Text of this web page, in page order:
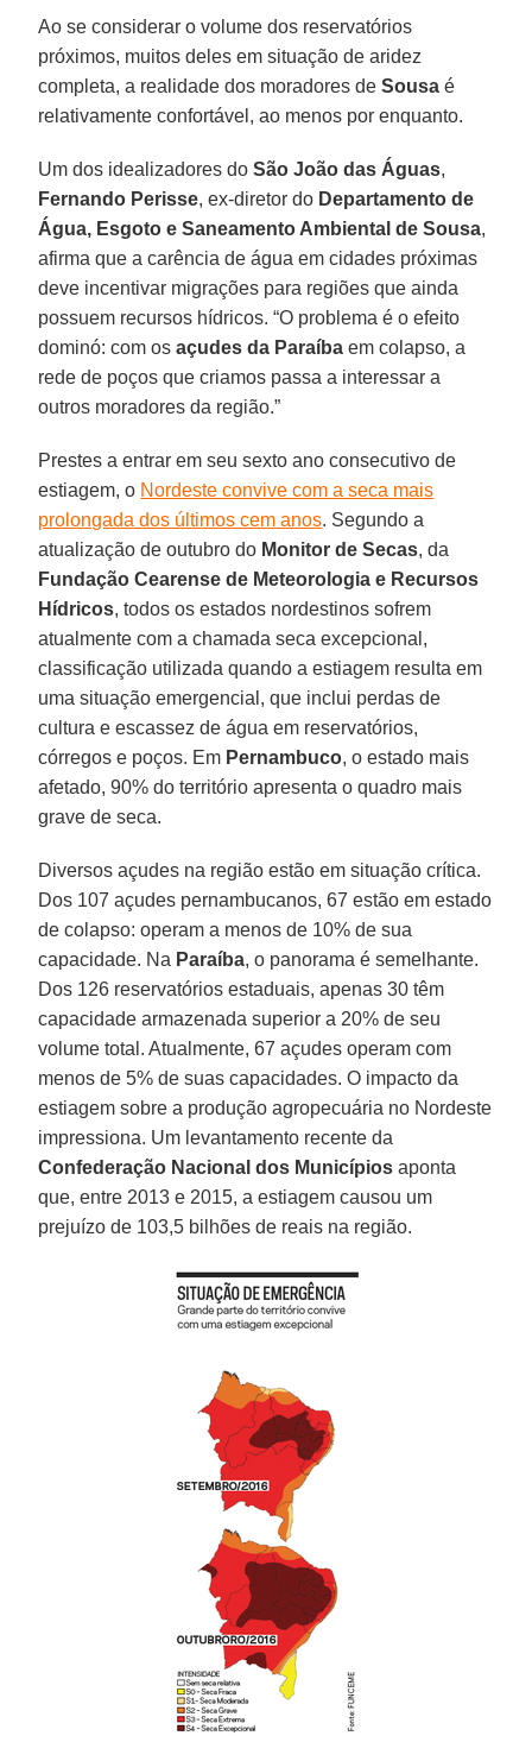
Ao se considerar o volume dos reservatórios
próximos, muitos deles em situação de aridez
completa, a realidade dos moradores deSousa é
relativamente confortável, ao menos por enquanto.
Um dos idealizadores doSão João das Águas,
Fernando Perisse, ex-diretor do Departamento de
Água, Esgoto e Saneamento Ambiental de Sousa,
afirma que a carência de água em cidades próximas
deve incentivar migrações para regiões que ainda
possuem recursos hídricos. “O problema é o efeito
dominó: com osaçudes da Paraíba em colapso, a
rede de poços que criamos passa a interessar a
outros moradores da região.”
Prestes a entrar em seu sexto ano consecutivo de
estiagem, o Nordeste convive com a seca mais
prolongada dos últimos cem anos. Segundo a
atualização de outubro do Monitor de Secas, da
Fundação Cearense de Meteorologia e Recursos
Hídricos, todos os estados nordestinos sofrem
atualmente com a chamada seca excepcional,
classificação utilizada quando a estiagem resulta em
uma situação emergencial, que inclui perdas de
cultura e escassez de água em reservatórios,
córregos e poços. Em Pernambuco, o estado mais
afetado, 90% do território apresenta o quadro mais
grave de seca.
Diversos açudes na região estão em situação crítica.
Dos 107 açudes pernambucanos, 67 estão em estado
de colapso: operam a menos de 10% de sua
capacidade. Na Paraíba, o panorama é semelhante.
Dos 126 reservatórios estaduais, apenas 30 têm
capacidade armazenada superior a 20% de seu
volume total. Atualmente, 67 açudes operam com
menos de 5% de suas capacidades. O impacto da
estiagem sobre a produção agropecuária no Nordeste
impressiona. Um levantamento recente da
Confederação Nacional dos Municípios aponta
que, entre 2013 e 2015, a estiagem causou um
prejuízo de 103,5 bilhões de reais na região.